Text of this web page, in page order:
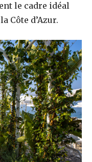
le cadre idéal
Côte d’Azur.